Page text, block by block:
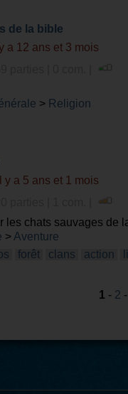
de la bible
a 12 ans et 3 mois
> Religion
y a 5 ans et 1 mois
les chats sauvages de
> Aventure
forêt clans action
1 - 2